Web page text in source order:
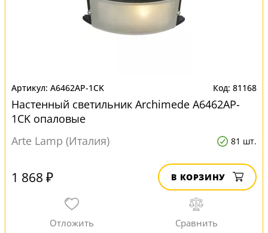
A6462AP-1CK 81168
Настенный светильник Archimede A6462AP-
1CK опаловые
Arte Lamp (Италия)
81 шт.
1 868 ₽ В КОРЗИНУ